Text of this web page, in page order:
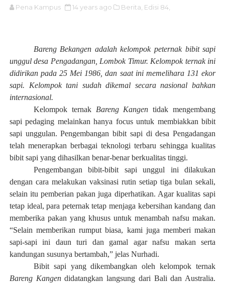
Pena Kampus 14 years ago Berita, Edisi 84,
Bareng Bekangen adalah kelompok peternak bibit sapi
unggul desa Pengadangan, Lombok Timur. Kelompok ternak ini
didirikan pada 25 Mei 1986, dan saat ini memelihara 131 ekor
sapi. Kelompok tani sudah dikemal secara nasional bahkan
internasional.
Kelompok ternak Bareng Kangen tidak mengembang
sapi pedaging melainkan hanya focus untuk membiakkan bibit
sapi unggulan. Pengembangan bibit sapi di desa Pengadangan
telah menerapkan berbagai teknologi terbaru sehingga kualitas
bibit sapi yang dihasilkan benar-benar berkualitas tinggi.
Pengembangan bibit-bibit sapi unggul ini dilakukan
dengan cara melakukan vaksinasi rutin setiap tiga bulan sekali,
selain itu pemberian pakan juga diperhatikan. Agar kualitas sapi
tetap ideal, para peternak tetap menjaga kebersihan kandang dan
memberika pakan yang khusus untuk menambah nafsu makan.
“Selain memberikan rumput biasa, kami juga memberi makan
sapi-sapi ini daun turi dan gamal agar nafsu makan serta
kandungan susunya bertambah,” jelas Nurhadi.
Bibit sapi yang dikembangkan oleh kelompok ternak
Bareng Kangendidatangkan langsung dari Bali dan Australia.